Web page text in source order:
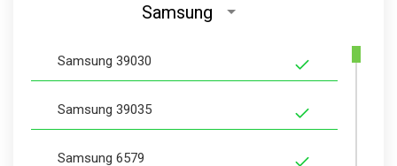
Samsung
Samsung 39030
Samsung 39035
Samsung 6579